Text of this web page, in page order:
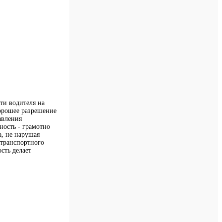
водителя на
разрешение
- грамотно
не нарушая
делает